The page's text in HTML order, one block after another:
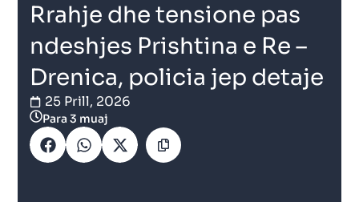
Rrahje dhe tensione pas
ndeshjes Prishtina e Re –
Drenica, policia jep detaje
25 Prill, 2026
Para 3 muaj